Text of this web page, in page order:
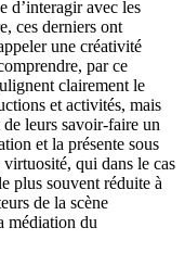
d’interagir avec les
ces derniers ont
une créativité
par ce
clairement le
et activités, mais
leurs savoir-faire un
et la présente sous
qui dans le cas
plus souvent réduite à
de la scène
médiation du